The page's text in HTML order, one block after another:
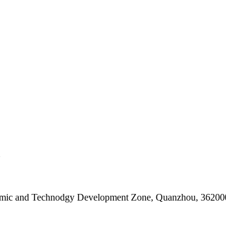
and Technodgy Development Zone, Quanzhou,